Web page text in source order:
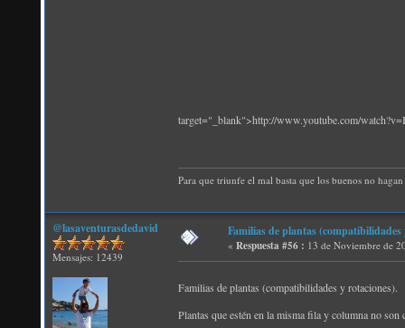
target="_blank">http://www.youtube.com/
Para que triunfe el mal basta que los buenos no
@lasaventurasdedavid
Mensajes: 12439
Familias de plantas (compatibilidades
« Respuesta #56 : 13 de Noviembre de
Familias de plantas (compatibilidades y rotaciones).
Plantas que estén en la misma fila y columna no